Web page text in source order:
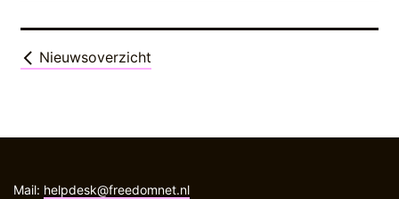
Nieuwsoverzicht
Mail: helpdesk@freedomnet.nl